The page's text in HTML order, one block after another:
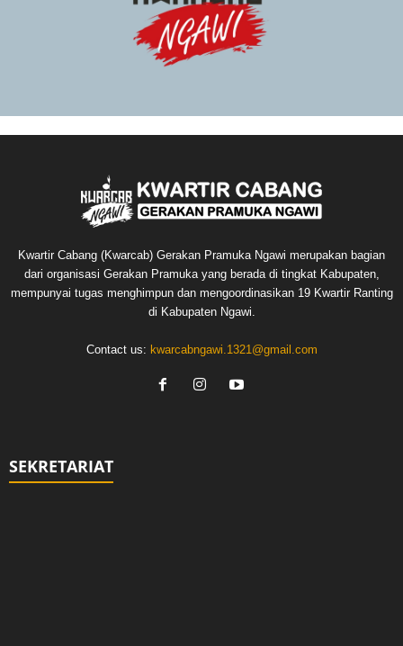
Kwartir Cabang (Kwarcab) Gerakan Pramuka Ngawi merupakan bagian
dari organisasi Gerakan Pramuka yang berada di tingkat Kabupaten,
mempunyai tugas menghimpun dan mengoordinasikan 19 Kwartir Ranting
di Kabupaten Ngawi.
Contact us: kwarcabngawi.1321@gmail.com
SEKRETARIAT